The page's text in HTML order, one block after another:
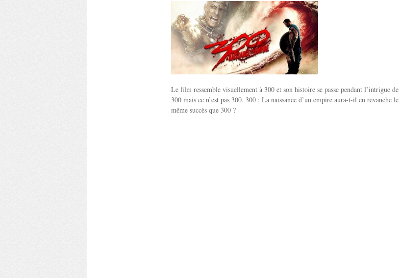
Le film ressemble visuellement à 300 et son histoire se passe pendant l’intrigue de
300 mais ce n’est pas 300. 300 : La naissance d’un empire aura-t-il en revanche le
même succès que 300 ?